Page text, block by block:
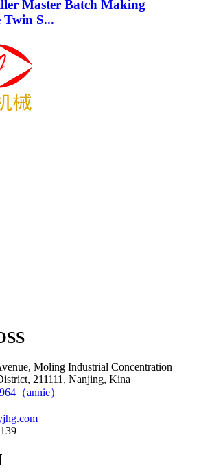
Master Batch Making
Twin S...
Moling Industrial Concentration
211111, Nanjing, Kina
（annie）